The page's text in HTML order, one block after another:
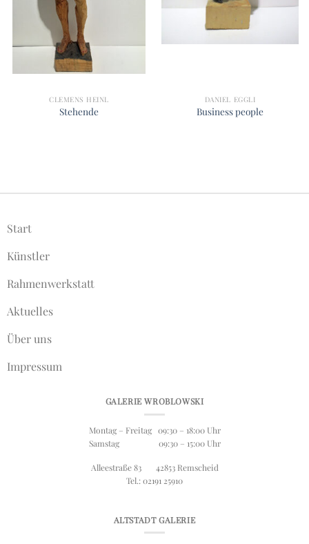
CLEMENS HEINL
Stehende
DANIEL EGGLI
Business people
Start
Künstler
Rahmenwerkstatt
Aktuelles
Über uns
Impressum
GALERIE WROBLOWSKI
Montag – Freitag 09:30 – 18:00 Uhr
Samstag 09:30 – 15:00 Uhr
Alleestraße 83 42853 Remscheid
Tel.: 02191 25910
ALTSTADT GALERIE